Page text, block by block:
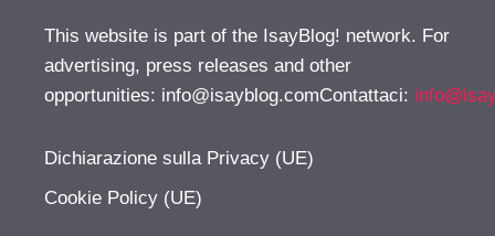
This website is part of the IsayBlog! network. For
advertising, press releases and other
opportunities: info@isayblog.comContattaci:
Dichiarazione sulla Privacy (UE)
Cookie Policy (UE)